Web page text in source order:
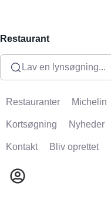
Restaurant
Lav en lynsøgning...
Restauranter Michelin
Kortsøgning Nyheder
Kontakt Bliv oprettet